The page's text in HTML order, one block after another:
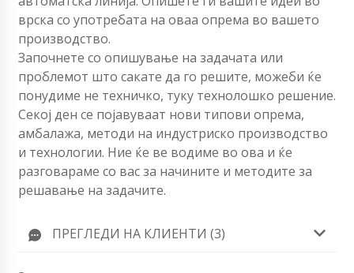
врска со употребата на оваа опрема во вашето
производство.
Започнете со опишување на задачата или
проблемот што сакате да го решите, можеби ќе
понудиме не техничко, туку технолошко решение.
Секој ден се појавуваат нови типови опрема,
амбалажа, методи на индустриско производство
и технологии. Ние ќе ве водиме во ова и ќе
разговараме со вас за начините и методите за
решавање на задачите.
ПРЕГЛЕДИ НА КЛИЕНТИ (3)